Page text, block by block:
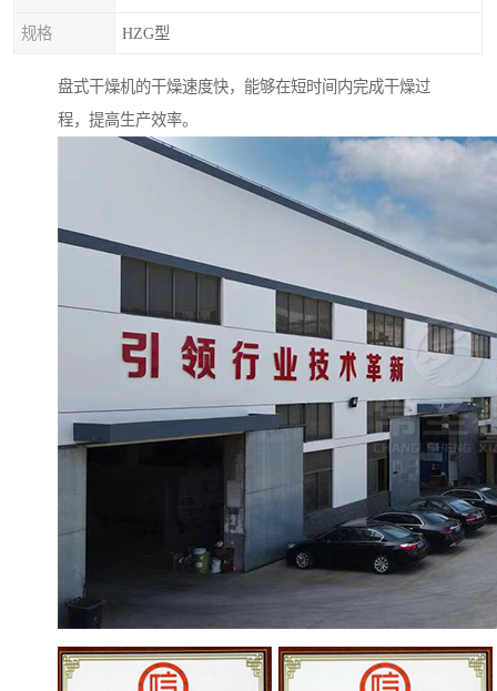
规格 HZG型
盘式干燥机的干燥速度快，能够在短时间内完成干燥过
程，提高生产效率。